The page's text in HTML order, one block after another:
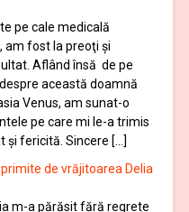
pe cale medicală
am fost la preoţi şi
Aflând însă de pe
această doamnă
Venus, am sunat-o
pe care mi le-a trimis
şi fericită. Sincere […]
de vrăjitoarea Delia
m-a părăsit fără regrete